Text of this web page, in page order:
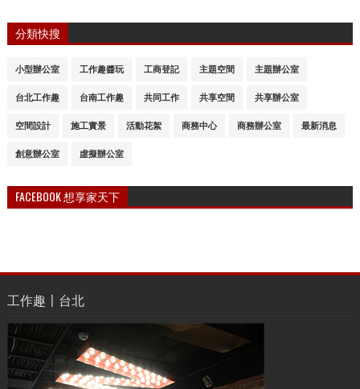
分類快搜
小型辦公室 工作趣醬玩 工商登記 主題空間 主題辦公室
台北工作趣 台南工作趣 共同工作 共享空間 共享辦公室
空間設計 施工實景 活動花絮 商務中心 商務辦公室 最新消息
創意辦公室 虛擬辦公室
FACEBOOK 想享家天下
工作趣〡台北